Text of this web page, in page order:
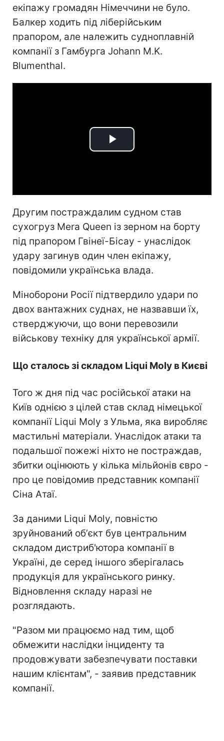
екіпажу громадян Німеччини не було.
Балкер ходить під ліберійським
прапором, але належить судноплавній
компанії з Гамбурга Johann M.K.
Blumenthal.
Play
Другим постраждалим судном став
сухогруз Mera Queen із зерном на борту
під прапором Гвінеї-Бісау - унаслідок
удару загинув один член екіпажу,
повідомили українська влада.
Міноборони Росії підтвердило удари по
двох вантажних суднах, не назвавши їх,
стверджуючи, що вони перевозили
військову техніку для української армії.
Що сталось зі складом Liqui Moly в Києві
Того ж дня під час російської атаки на
Київ однією з цілей став склад німецької
компанії Liqui Moly з Ульма, яка виробляє
мастильні матеріали. Унаслідок атаки та
подальшої пожежі ніхто не постраждав,
збитки оцінюють у кілька мільйонів євро -
про це повідомив представник компанії
Сіна Атаї.
За даними Liqui Moly, повністю
зруйнований обʼєкт був центральним
складом дистриб'ютора компанії в
Україні, де серед іншого зберігалась
продукція для українського ринку.
Відновлення складу наразі не
розглядають.
"Разом ми працюємо над тим, щоб
обмежити наслідки інциденту та
продовжувати забезпечувати поставки
нашим клієнтам", - заявив представник
компанії.